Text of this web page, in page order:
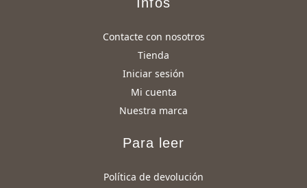
Contacte con nosotros
Tienda
Iniciar sesión
Mi cuenta
Nuestra marca
Para leer
Política de devolución